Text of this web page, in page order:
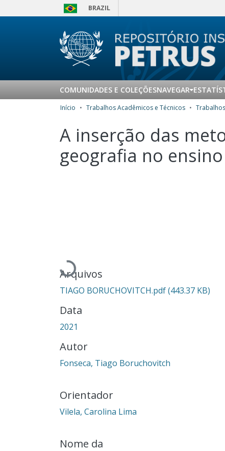
BRAZIL
COMUNIDADES E COLEÇÕESNAVEGAR
Início Trabalhos Acadêmicos e Técnicos
A inserção das
geografia no
Carregando...
Arquivos
TIAGO BORUCHOVITCH.pdf(443.37 KB)
Data
2021
Autor
Fonseca, Tiago Boruchovitch
Orientador
Vilela, Carolina Lima
Nome da